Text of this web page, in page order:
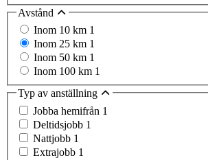
Avstånd
Inom 10 km 1
Inom 25 km 1
Inom 50 km 1
Inom 100 km 1
Typ av anställning
Jobba hemifrån 1
Deltidsjobb 1
Nattjobb 1
Extrajobb 1